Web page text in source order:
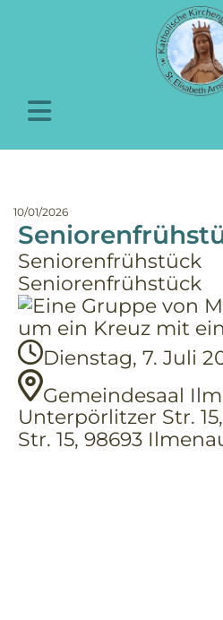
10/01/2026
Seniorenfrühstück
Seniorenfrühstück
Dienstag, 7. Juli
Gemeindesaal
Unterpörlitzer Str.
Str. 15, 98693